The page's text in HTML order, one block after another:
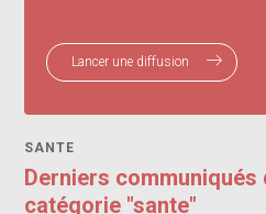
Lancer une diffusion
SANTE
Derniers communiqués
catégorie "sante"